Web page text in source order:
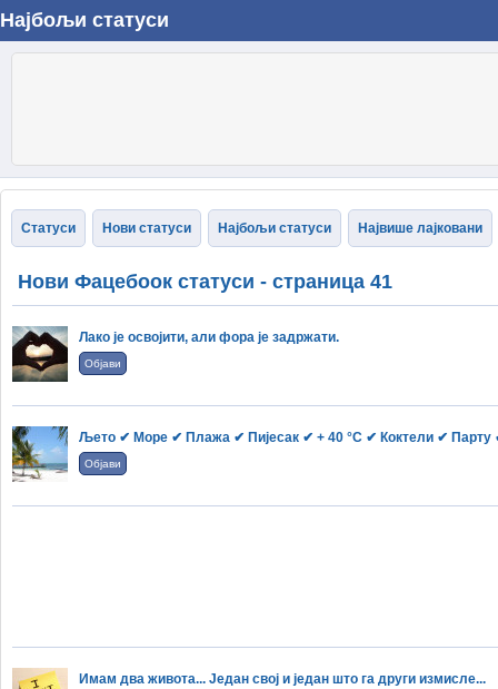
Најбољи статуси
Статуси Нови статуси Најбољи статуси Највише лајковани
Нови Фацебоок статуси - страница 41
Лако је освојити, али фора је задржати.
Објави
Љето ✔ Море ✔ Плажа ✔ Пијесак ✔ + 40 °C ✔ Коктели ✔
Објави
Имам два живота... Један свој и један што га други измисле...